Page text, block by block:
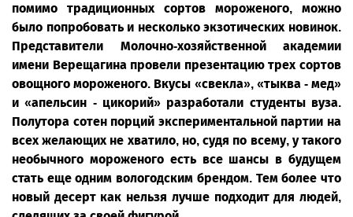
помимо традиционных сортов мороженого, можно
было попробовать и несколько экзотических новинок.
Представители Молочно-хозяйственной академии
имени Верещагина провели презентацию трех сортов
овощного мороженого. Вкусы «свекла», «тыква - мед»
и «апельсин - цикорий» разработали студенты вуза.
Полутора сотен порций экспериментальной партии на
всех желающих не хватило, но, судя по всему, у такого
необычного мороженого есть все шансы в будущем
стать еще одним вологодским брендом. Тем более что
новый десерт как нельзя лучше подходит для людей,